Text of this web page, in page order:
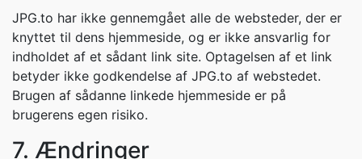
JPG.to har ikke gennemgået alle de websteder, der er
knyttet til dens hjemmeside, og er ikke ansvarlig for
indholdet af et sådant link site. Optagelsen af et link
betyder ikke godkendelse af JPG.to af webstedet.
Brugen af sådanne linkede hjemmeside er på
brugerens egen risiko.
7. Ændringer